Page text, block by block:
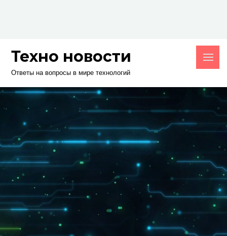
Техно новости
Ответы на вопросы в мире технологий